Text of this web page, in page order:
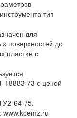
тип
для
поверхностей до
пластин с
18883-73 с ценой
64-75.
www.koemz.ru